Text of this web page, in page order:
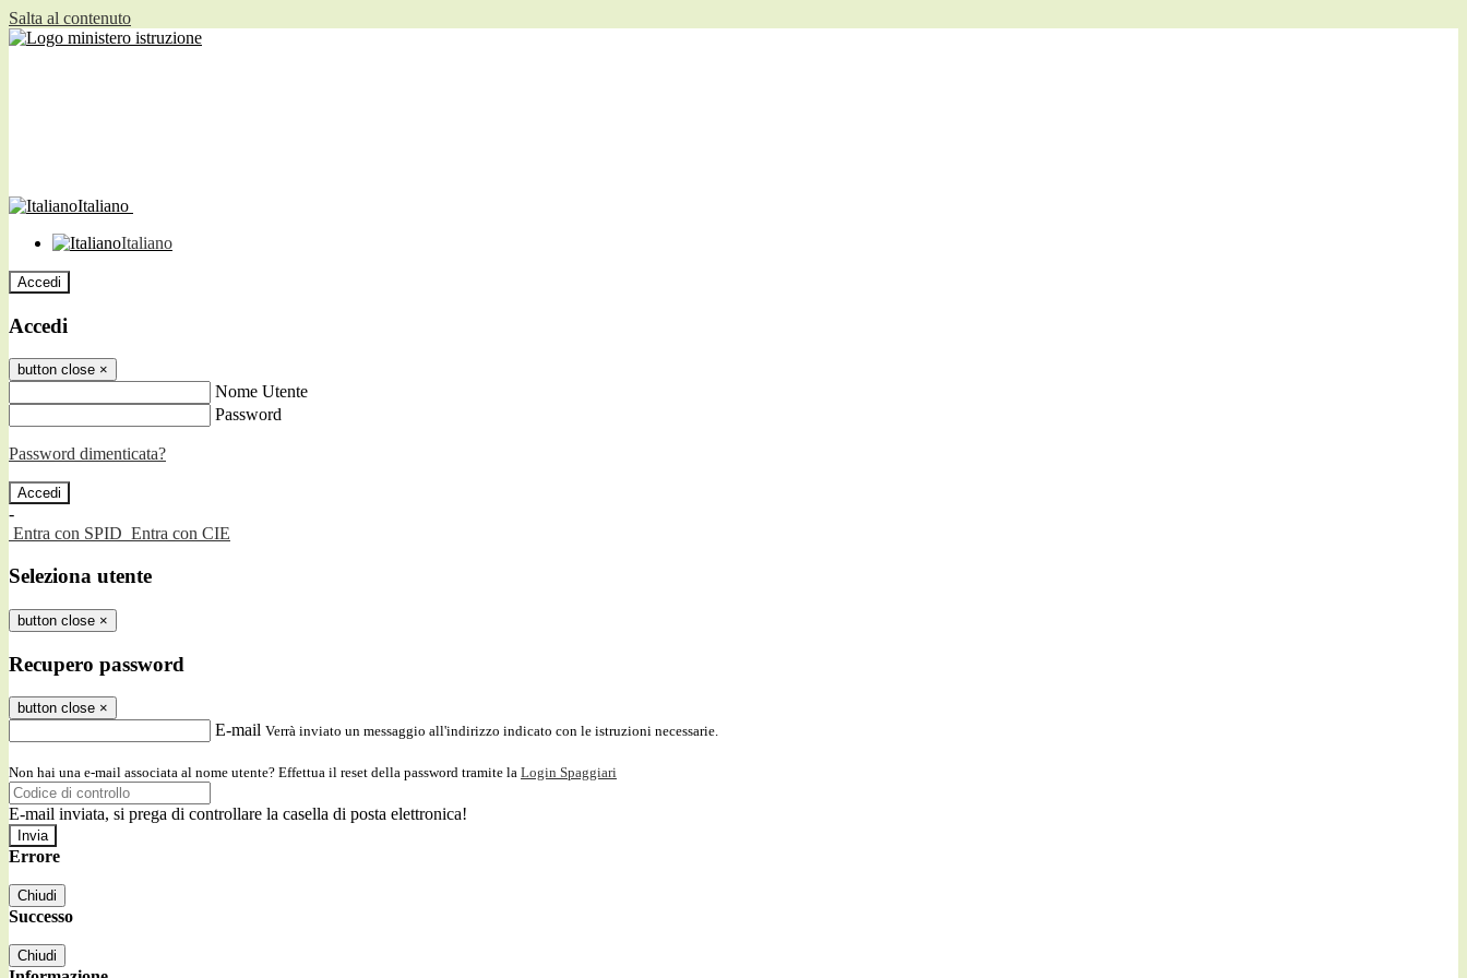
Salta al contenuto
Italiano
Italiano
Accedi
Accedi
button close ×
Nome Utente
Password
Password dimenticata?
-
Entra con SPID Entra con CIE
Seleziona utente
button close ×
Recupero password
button close ×
E-mail Verrà inviato un messaggio all'indirizzo indicato con le istruzioni necessarie.
Non hai una e-mail associata al nome utente? Effettua il reset della password tramite la Login Spaggiari
E-mail inviata, si prega di controllare la casella di posta elettronica!
Errore
Chiudi
Successo
Chiudi